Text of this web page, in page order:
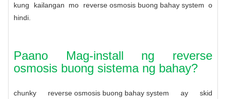
kung kailangan mo reverse osmosis buong bahay system o
hindi.
Paano Mag-install ng reverse
osmosis buong sistema ng bahay?
chunky reverse osmosis buong bahay system ay skid